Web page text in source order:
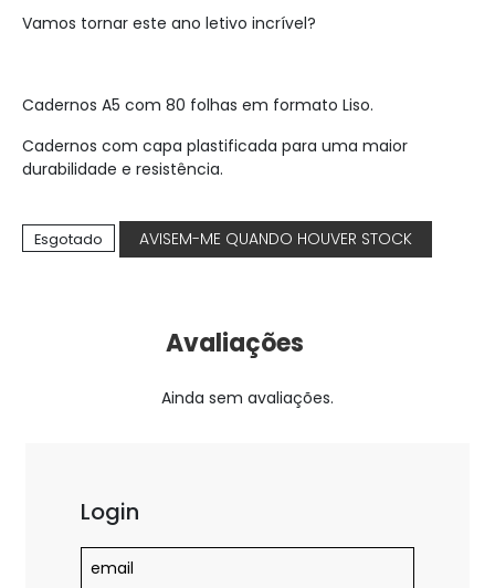
Vamos tornar este ano letivo incrível?
Cadernos A5 com 80 folhas em formato Liso.
Cadernos com capa plastificada para uma maior
durabilidade e resistência.
Esgotado
Avaliações
Ainda sem avaliações.
Login